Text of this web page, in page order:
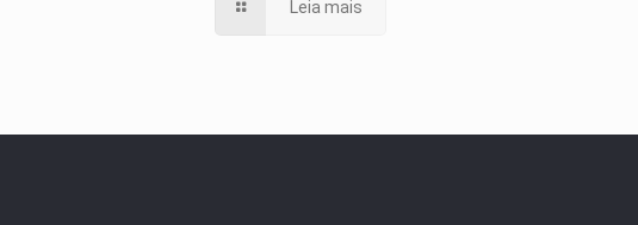
Leia mais